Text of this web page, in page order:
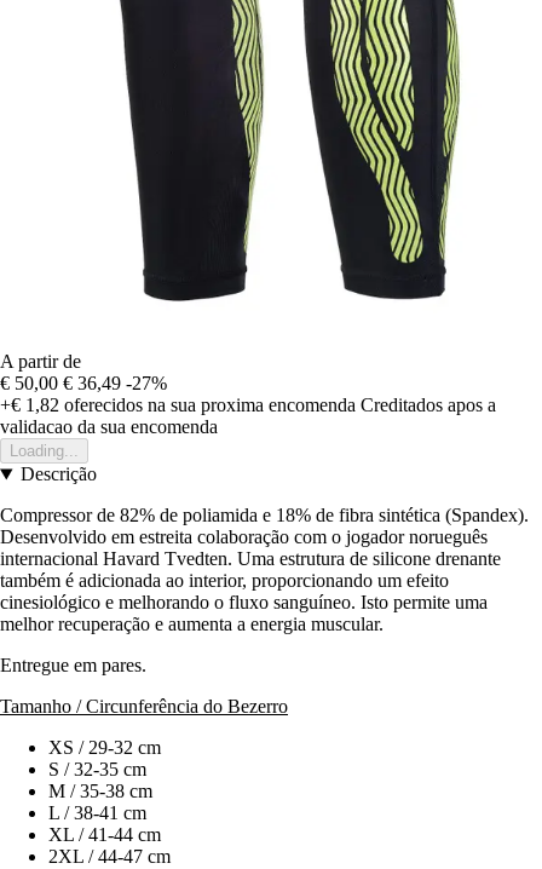
A partir de
€ 50,00 € 36,49 -27%
+€ 1,82 oferecidos na sua proxima encomenda Creditados apos a
validacao da sua encomenda
Loading...
Descrição
Compressor de 82% de poliamida e 18% de fibra sintética (Spandex).
Desenvolvido em estreita colaboração com o jogador norueguês
internacional Havard Tvedten. Uma estrutura de silicone drenante
também é adicionada ao interior, proporcionando um efeito
cinesiológico e melhorando o fluxo sanguíneo. Isto permite uma
melhor recuperação e aumenta a energia muscular.
Entregue em pares.
Tamanho / Circunferência do Bezerro
XS / 29-32 cm
S / 32-35 cm
M / 35-38 cm
L / 38-41 cm
XL / 41-44 cm
2XL / 44-47 cm